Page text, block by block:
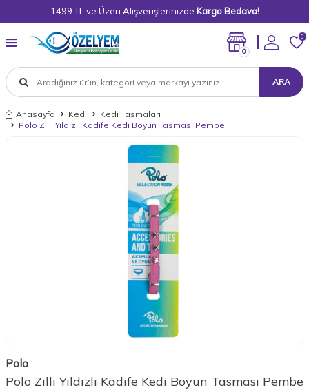
1499 TL ve Üzeri Alışverişlerinizde Kargo Bedava!
ARA
0
0
Anasayfa Kedi
Kedi Tasmaları
Polo Zilli Yıldızlı Kadife Kedi Boyun Tasması Pembe
Polo
Polo Zilli Yıldızlı Kadife Kedi Boyun Tasması Pembe